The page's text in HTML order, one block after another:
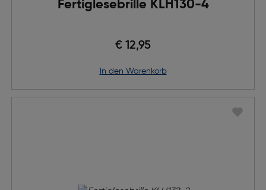
Fertiglesebrille KLH130-4
€ 12,95
in den Warenkorb